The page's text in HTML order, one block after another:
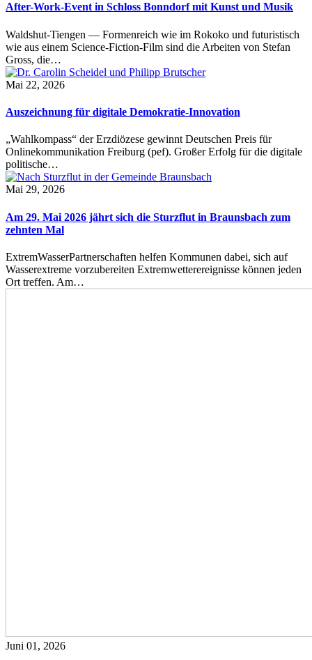
After-Work-Event in Schloss Bonndorf mit Kunst und Musik
Waldshut-Tiengen — Formenreich wie im Rokoko und futuristisch
wie aus einem Science-Fiction-Film sind die Arbeiten von Stefan
Gross, die…
Mai 22, 2026
Auszeichnung für digitale Demokratie-Innovation
„Wahlkompass“ der Erzdiözese gewinnt Deutschen Preis für
Onlinekommunikation Freiburg (pef). Großer Erfolg für die digitale
politische…
Mai 29, 2026
Am 29. Mai 2026 jährt sich die Sturzflut in Braunsbach zum
zehnten Mal
ExtremWasserPartnerschaften helfen Kommunen dabei, sich auf
Wasserextreme vorzubereiten Extremwetterereignisse können jeden
Ort treffen. Am…
Juni 01, 2026